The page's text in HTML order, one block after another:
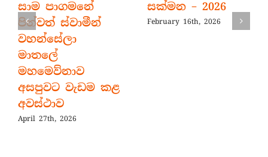
සාම පාගමනේ
පින්වත් ස්වාමීන්
වහන්සේලා
මාතලේ
මහමෙව්නාව
අසපුවට වැඩම කළ
අවස්ථාව
April 27th, 2026
සක්මන – 2026
February 16th, 2026